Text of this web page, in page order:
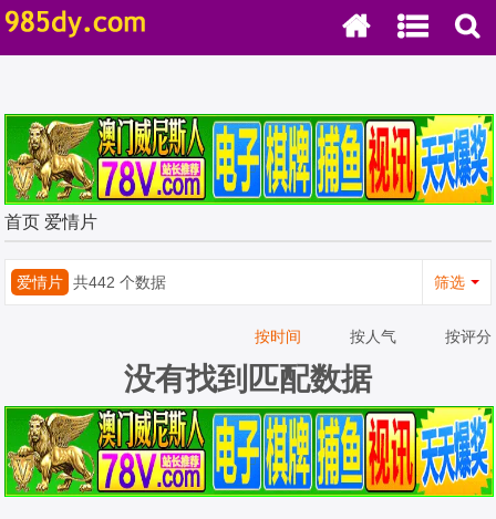
首页 爱情片
爱情片 共442 个数据 筛选
按时间 按人气 按评分
没有找到匹配数据